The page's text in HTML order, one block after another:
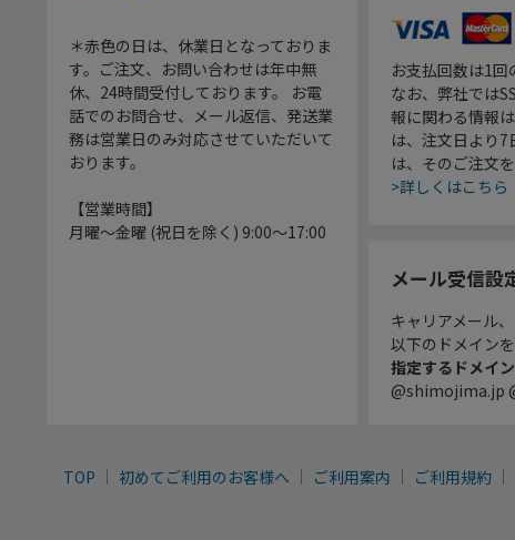
＊赤色の日は、休業日となっておりま
す。ご注文、お問い合わせは年中無
休、24時間受付しております。 お電
話でのお問合せ、メール返信、発送業
務は営業日のみ対応させていただいて
おります。
【営業時間】
月曜～金曜 (祝日を除く) 9:00～17:00
お支払回数は1回
なお、弊社では
報に関わる情報
は、注文日より
は、そのご注文
>詳しくはこちら
メール受信設
キャリアメール
以下のドメイン
指定するドメイ
@shimojima.jp
TOP 初めてご利用のお客様へ ご利用案内 ご利用規約